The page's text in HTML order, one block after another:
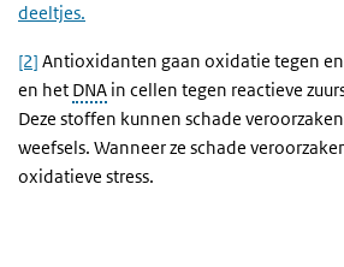
deeltjes.
[2] Antioxidanten gaan oxidatie tegen
en het DNA in cellen tegen reactieve
Deze stoffen kunnen schade
weefsels. Wanneer ze schade
oxidatieve stress.